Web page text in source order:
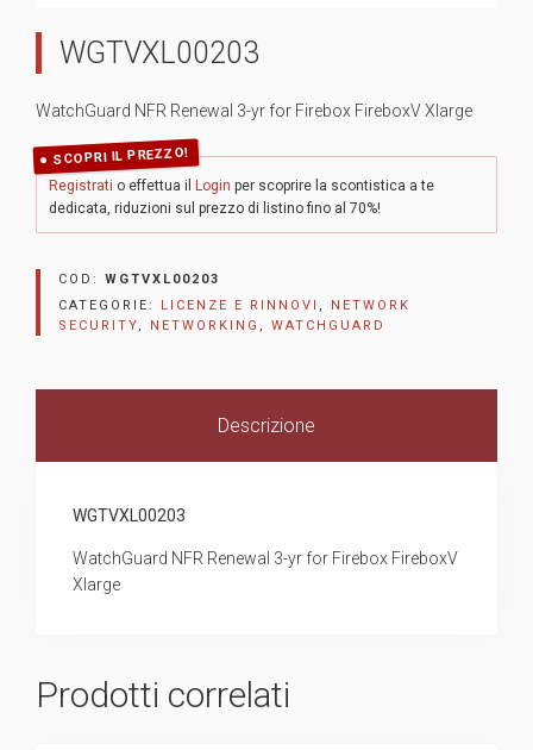
WGTVXL00203
WatchGuard NFR Renewal 3-yr for Firebox FireboxV Xlarge
SCOPRI IL PREZZO!
Registrati o effettua il Login per scoprire la scontistica a te
dedicata, riduzioni sul prezzo di listino fino al 70%!
COD: WGTVXL00203
CATEGORIE: LICENZE E RINNOVI , NETWORK
SECURITY, NETWORKING , WATCHGUARD
Descrizione
WGTVXL00203
WatchGuard NFR Renewal 3-yr for Firebox FireboxV
Xlarge
Prodotti correlati